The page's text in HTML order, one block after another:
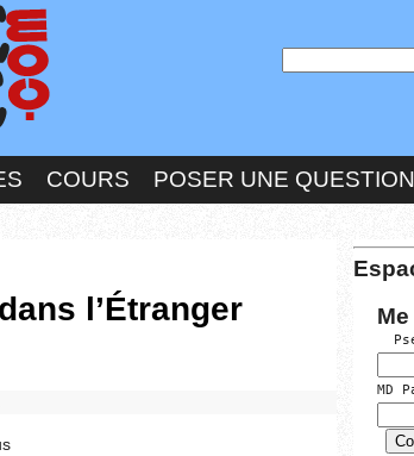
COURS POSER UNE QUESTION
l’Étranger
MD